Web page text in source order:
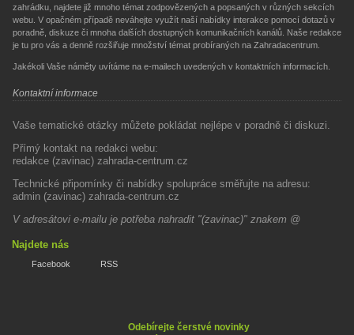
zahrádku, najdete již mnoho témat zodpovězených a popsaných v různých sekcích
webu. V opačném případě neváhejte využít naší nabídky interakce pomocí dotazů v
poradně, diskuze či mnoha dalších dostupných komunikačních kanálů. Naše redakce
je tu pro vás a denně rozšiřuje množství témat probíraných na Zahradacentrum.
Jakékoli Vaše náměty uvítáme na e-mailech uvedených v kontaktních informacích.
Kontaktní informace
Vaše tematické otázky můžete pokládat nejlépe v poradně či diskuzi.
Přímý kontakt na redakci webu:
redakce (zavinac) zahrada-centrum.cz
Technické připomínky či nabídky spolupráce směřujte na adresu:
admin (zavinac) zahrada-centrum.cz
V adresátovi e-mailu je potřeba nahradit "(zavinac)" znakem @
Najdete nás
Facebook RSS
Odebírejte čerstvé novinky